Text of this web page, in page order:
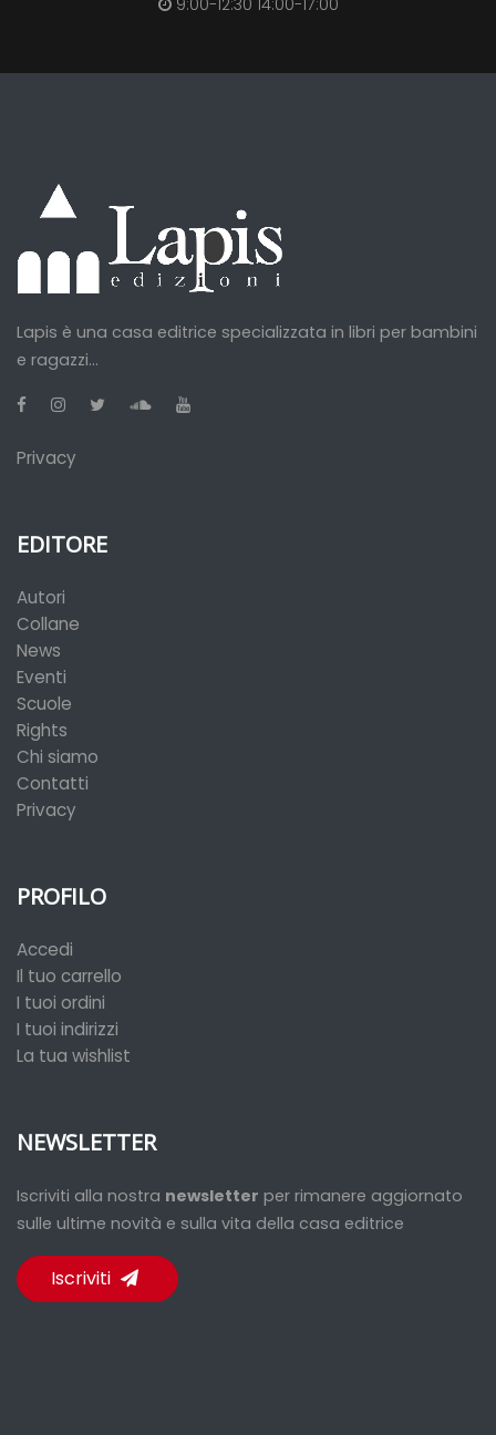
9:00-12:30 14:00-17:00
Lapis è una casa editrice specializzata in libri per bambini
e ragazzi...
Privacy
EDITORE
Autori
Collane
News
Eventi
Scuole
Rights
Chi siamo
Contatti
Privacy
PROFILO
Accedi
Il tuo carrello
I tuoi ordini
I tuoi indirizzi
La tua wishlist
NEWSLETTER
Iscriviti alla nostra newsletter per rimanere aggiornato
sulle ultime novità e sulla vita della casa editrice
Iscriviti